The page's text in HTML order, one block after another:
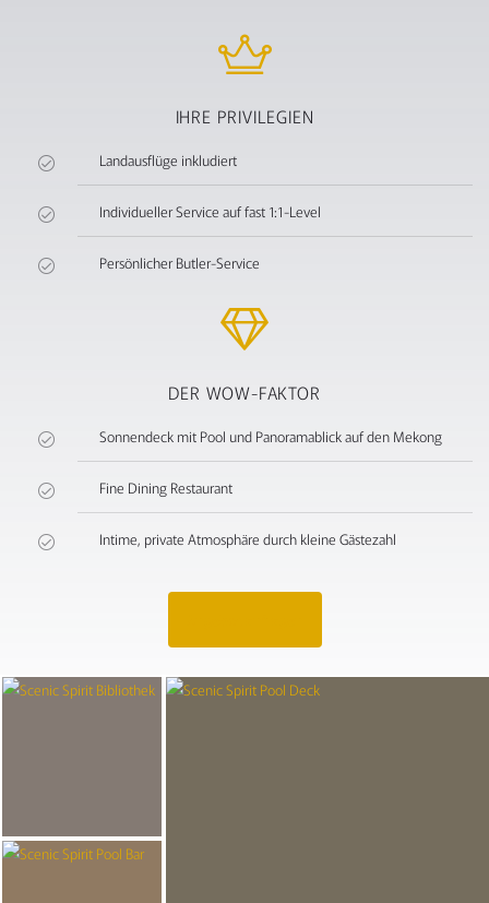
IHRE PRIVILEGIEN
Landausflüge inkludiert
Individueller Service auf fast 1:1-Level
Persönlicher Butler-Service
DER WOW-FAKTOR
Sonnendeck mit Pool und Panoramablick auf den Mekong
Fine Dining Restaurant
Intime, private Atmosphäre durch kleine Gästezahl